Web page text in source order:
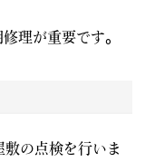
理が重要です。
の点検を行いま